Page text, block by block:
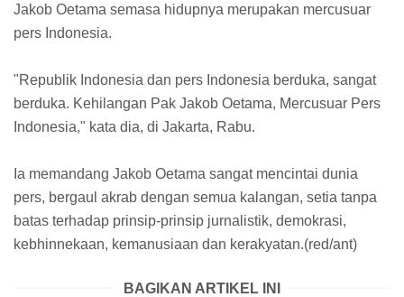
Jakob Oetama semasa hidupnya merupakan mercusuar
pers Indonesia.
"Republik Indonesia dan pers Indonesia berduka, sangat
berduka. Kehilangan Pak Jakob Oetama, Mercusuar Pers
Indonesia," kata dia, di Jakarta, Rabu.
Ia memandang Jakob Oetama sangat mencintai dunia
pers, bergaul akrab dengan semua kalangan, setia tanpa
batas terhadap prinsip-prinsip jurnalistik, demokrasi,
kebhinnekaan, kemanusiaan dan kerakyatan.(red/ant)
BAGIKAN ARTIKEL INI